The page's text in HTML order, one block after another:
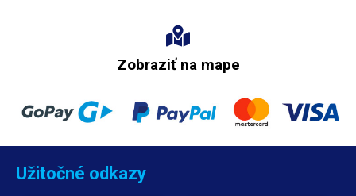
Zobraziť na mape
Užitočné odkazy